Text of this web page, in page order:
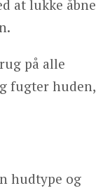
at lukke åbne
på alle
fugter huden,
hudtype og